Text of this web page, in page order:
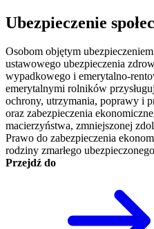
Ubezpieczenie
Osobom objętym
ustawowego ubezpieczenia
wypadkowego i emerytalno-
emerytalnymi rolników
ochrony, utrzymania, poprawy i
oraz zabezpieczenia
macierzyństwa, zmniejszonej
Prawo do zabezpieczenia
rodziny zmarłego
Przejdź do